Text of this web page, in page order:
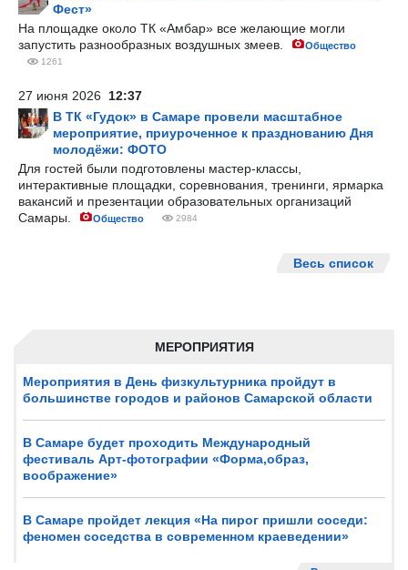
МЕРОПРИЯТИЯ
Мероприятия в День физкультурника пройдут в
большинстве городов и районов Самарской области
В Самаре будет проходить Международный
фестиваль Арт-фотографии «Форма,образ,
воображение»
В Самаре пройдет лекция «На пирог пришли соседи:
феномен соседства в современном краеведении»
Фест»
На площадке около ТК «Амбар» все желающие могли
запустить разнообразных воздушных змеев.
Общество
1261
27 июня 2026 12:37
В ТК «Гудок» в Самаре провели масштабное
мероприятие, приуроченное к празднованию Дня
молодёжи: ФОТО
Для гостей были подготовлены мастер-классы,
интерактивные площадки, соревнования, тренинги, ярмарка
вакансий и презентации образовательных организаций
Самары.
Общество 2984
Весь список